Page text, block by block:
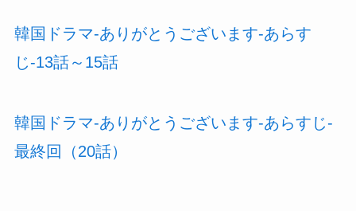
韓国ドラマ-ありがとうございます-あらす
じ-13話～15話
韓国ドラマ-ありがとうございます-あらすじ-
最終回（20話）